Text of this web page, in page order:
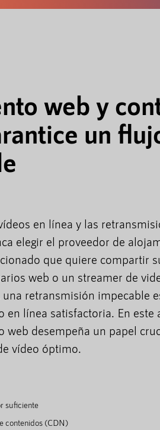
web y
un
en línea y las
elegir el proveedor de
que quiere compartir
web o un streamer de
retransmisión impecable
en línea satisfactoria. En
web desempeña un papel
vídeo óptimo.
suficiente
contenidos (CDN)